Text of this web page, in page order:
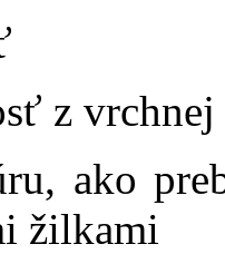
z
ako
žilkami